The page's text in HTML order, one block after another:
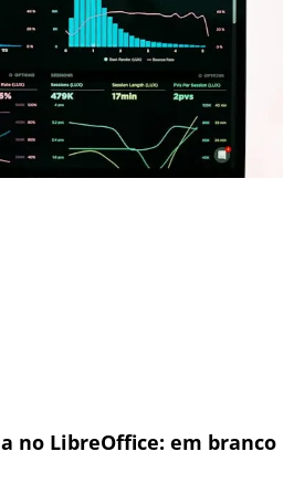
no LibreOffice: em branco